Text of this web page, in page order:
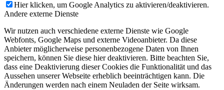
Hier klicken, um Google Analytics zu aktivieren/deaktivieren.
Andere externe Dienste
Wir nutzen auch verschiedene externe Dienste wie Google
Webfonts, Google Maps und externe Videoanbieter. Da diese
Anbieter möglicherweise personenbezogene Daten von Ihnen
speichern, können Sie diese hier deaktivieren. Bitte beachten Sie,
dass eine Deaktivierung dieser Cookies die Funktionalität und das
Aussehen unserer Webseite erheblich beeinträchtigen kann. Die
Änderungen werden nach einem Neuladen der Seite wirksam.